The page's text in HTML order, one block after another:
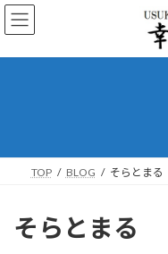
コ
ン
ン
ナ
ビ
ー
TOP BLOG そらとまる
そらとまる